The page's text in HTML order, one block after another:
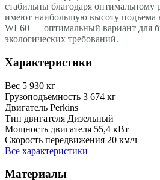
стабильны благодаря оптимальному
имеют наибольшую высоту подъема
WL60 — оптимальный вариант для
экологических требований.
Характеристики
Вес 5 930 кг
Грузоподъемность 3 674 кг
Двигатель Perkins
Тип двигателя Дизельный
Мощность двигателя 55,4 кВт
Скорость передвижения 20 км/ч
Все характеристики
Материалы